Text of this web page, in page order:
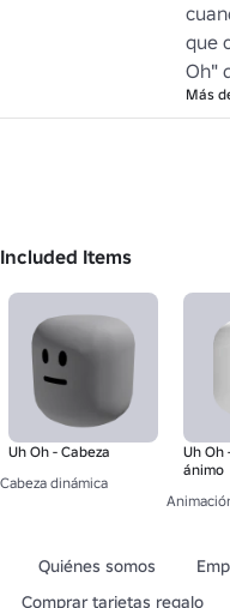
que
Oh"
Más
Included Items
Uh Oh - Cabeza
Cabeza dinámica
Uh Oh
ánimo
Quiénes somos
Comprar tarjetas regalo